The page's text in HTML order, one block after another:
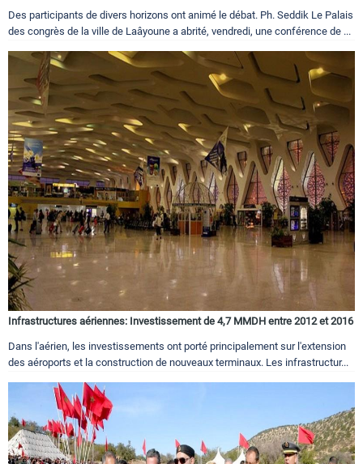
Des participants de divers horizons ont animé le débat. Ph. Seddik Le Palais
des congrès de la ville de Laâyoune a abrité, vendredi, une conférence de ...
Infrastructures aériennes: Investissement de 4,7 MMDH entre 2012 et 2016
Dans l'aérien, les investissements ont porté principalement sur l'extension
des aéroports et la construction de nouveaux terminaux. Les infrastructur...